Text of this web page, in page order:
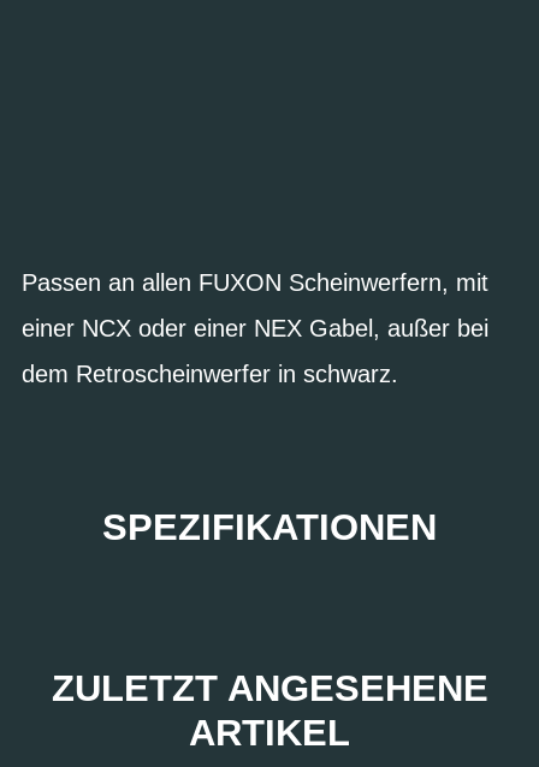
Passen an allen FUXON Scheinwerfern, mit
einer NCX oder einer NEX Gabel, außer bei
dem Retroscheinwerfer in schwarz.
SPEZIFIKATIONEN
ZULETZT ANGESEHENE
ARTIKEL